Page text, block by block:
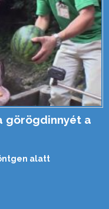
görögdinnyét a
alatt